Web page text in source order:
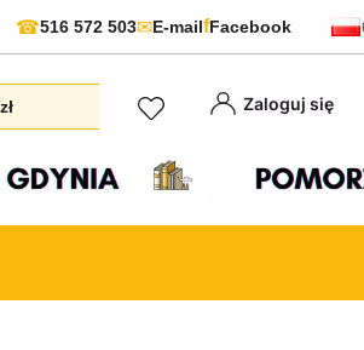
☎516 572 503✉E-mailfFacebook
Zaloguj się